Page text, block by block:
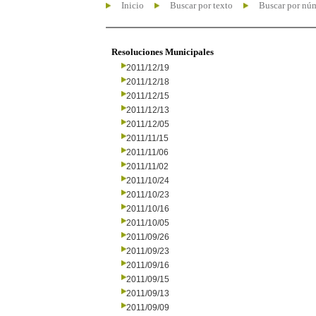
Inicio Buscar por texto Buscar por
Resoluciones Municipales
2011/12/19
2011/12/18
2011/12/15
2011/12/13
2011/12/05
2011/11/15
2011/11/06
2011/11/02
2011/10/24
2011/10/23
2011/10/16
2011/10/05
2011/09/26
2011/09/23
2011/09/16
2011/09/15
2011/09/13
2011/09/09